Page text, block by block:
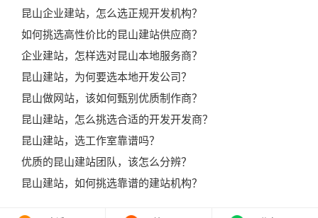
昆山企业建站，怎么选正规开发机构？
如何挑选高性价比的昆山建站供应商？
企业建站，怎样选对昆山本地服务商？
昆山建站，为何要选本地开发公司？
昆山做网站，该如何甄别优质制作商？
昆山建站，怎么挑选合适的开发开发商？
昆山建站，选工作室靠谱吗？
优质的昆山建站团队，该怎么分辨？
昆山建站，如何挑选靠谱的建站机构？